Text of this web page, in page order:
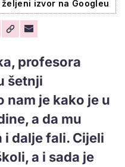
izvor na Googleu
profesora
šetnji
nam je kako je u
a da mu
i dalje fali. Cijeli
a i sada je